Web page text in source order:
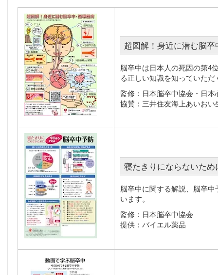
超図解！身近に潜む脳
脳卒中は日本人の死因の第4
る正しい知識を知っていた
監修：日本脳卒中協会・日本
協賛：三井住友海上あいおい
寝たきりにならないた
脳卒中に関する解説、脳卒
います。
監修：日本脳卒中協会
提供：バイエル薬品